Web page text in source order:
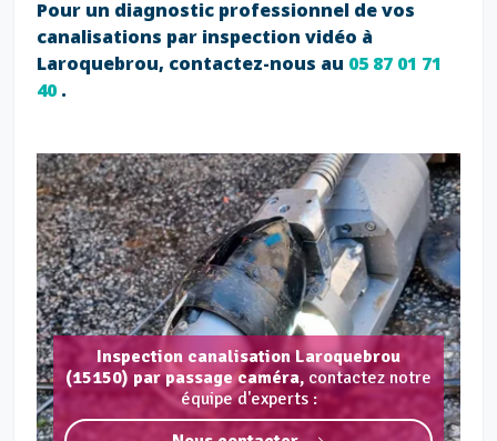
Pour un diagnostic professionnel de vos
canalisations par inspection vidéo à
Laroquebrou, contactez-nous au 05 87 01 71
40.
Inspection canalisation Laroquebrou
(15150) par passage caméra, contactez notre
équipe d'experts :